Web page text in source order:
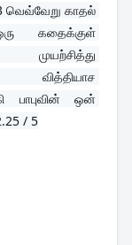
வெவ்வேறு காதல்
கதைக்குள்
வித்தியாச
பாபுவின் ஒன்
/ 5